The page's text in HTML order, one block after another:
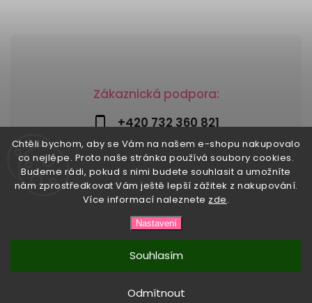
Chtěli bychom, aby se Vám na našem e-shopu nakupovalo
co nejlépe. Proto naše stránka používá soubory cookies.
Budeme rádi, pokud s nimi budete souhlasit a umožníte
nám zprostředkovat Vám ještě lepší zážitek z nakupování.
Více informací naleznete zde.
Nastavení
Odmítnout
Souhlasím
Zákaznická podpora:
+420 732 360 821
info@risesnu.cz
Risesnu.cz. Všechna práva vyhrazena.
Upravit nastavení cookies
Shoptet | Design